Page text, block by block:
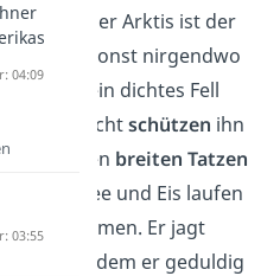
Tier aus der Arktis ist der
ihn sonst nirgendwo
Welt.
Sein dichtes Fell
Fettschichtschützen ihn
. Mit seinen breiten Tatzen
Schnee und Eis laufen
schwimmen. Er jagt
indem er geduldig
04:09
03:55